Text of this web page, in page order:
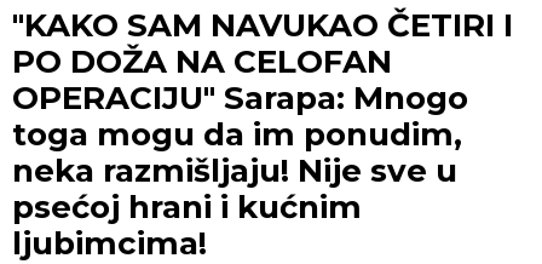
"KAKO SAM NAVUKAO ČETIRI I
PO DOŽA NA CELOFAN
OPERACIJU" Sarapa: Mnogo
toga mogu da im ponudim,
neka razmišljaju! Nije sve u
psećoj hrani i kućnim
ljubimcima!